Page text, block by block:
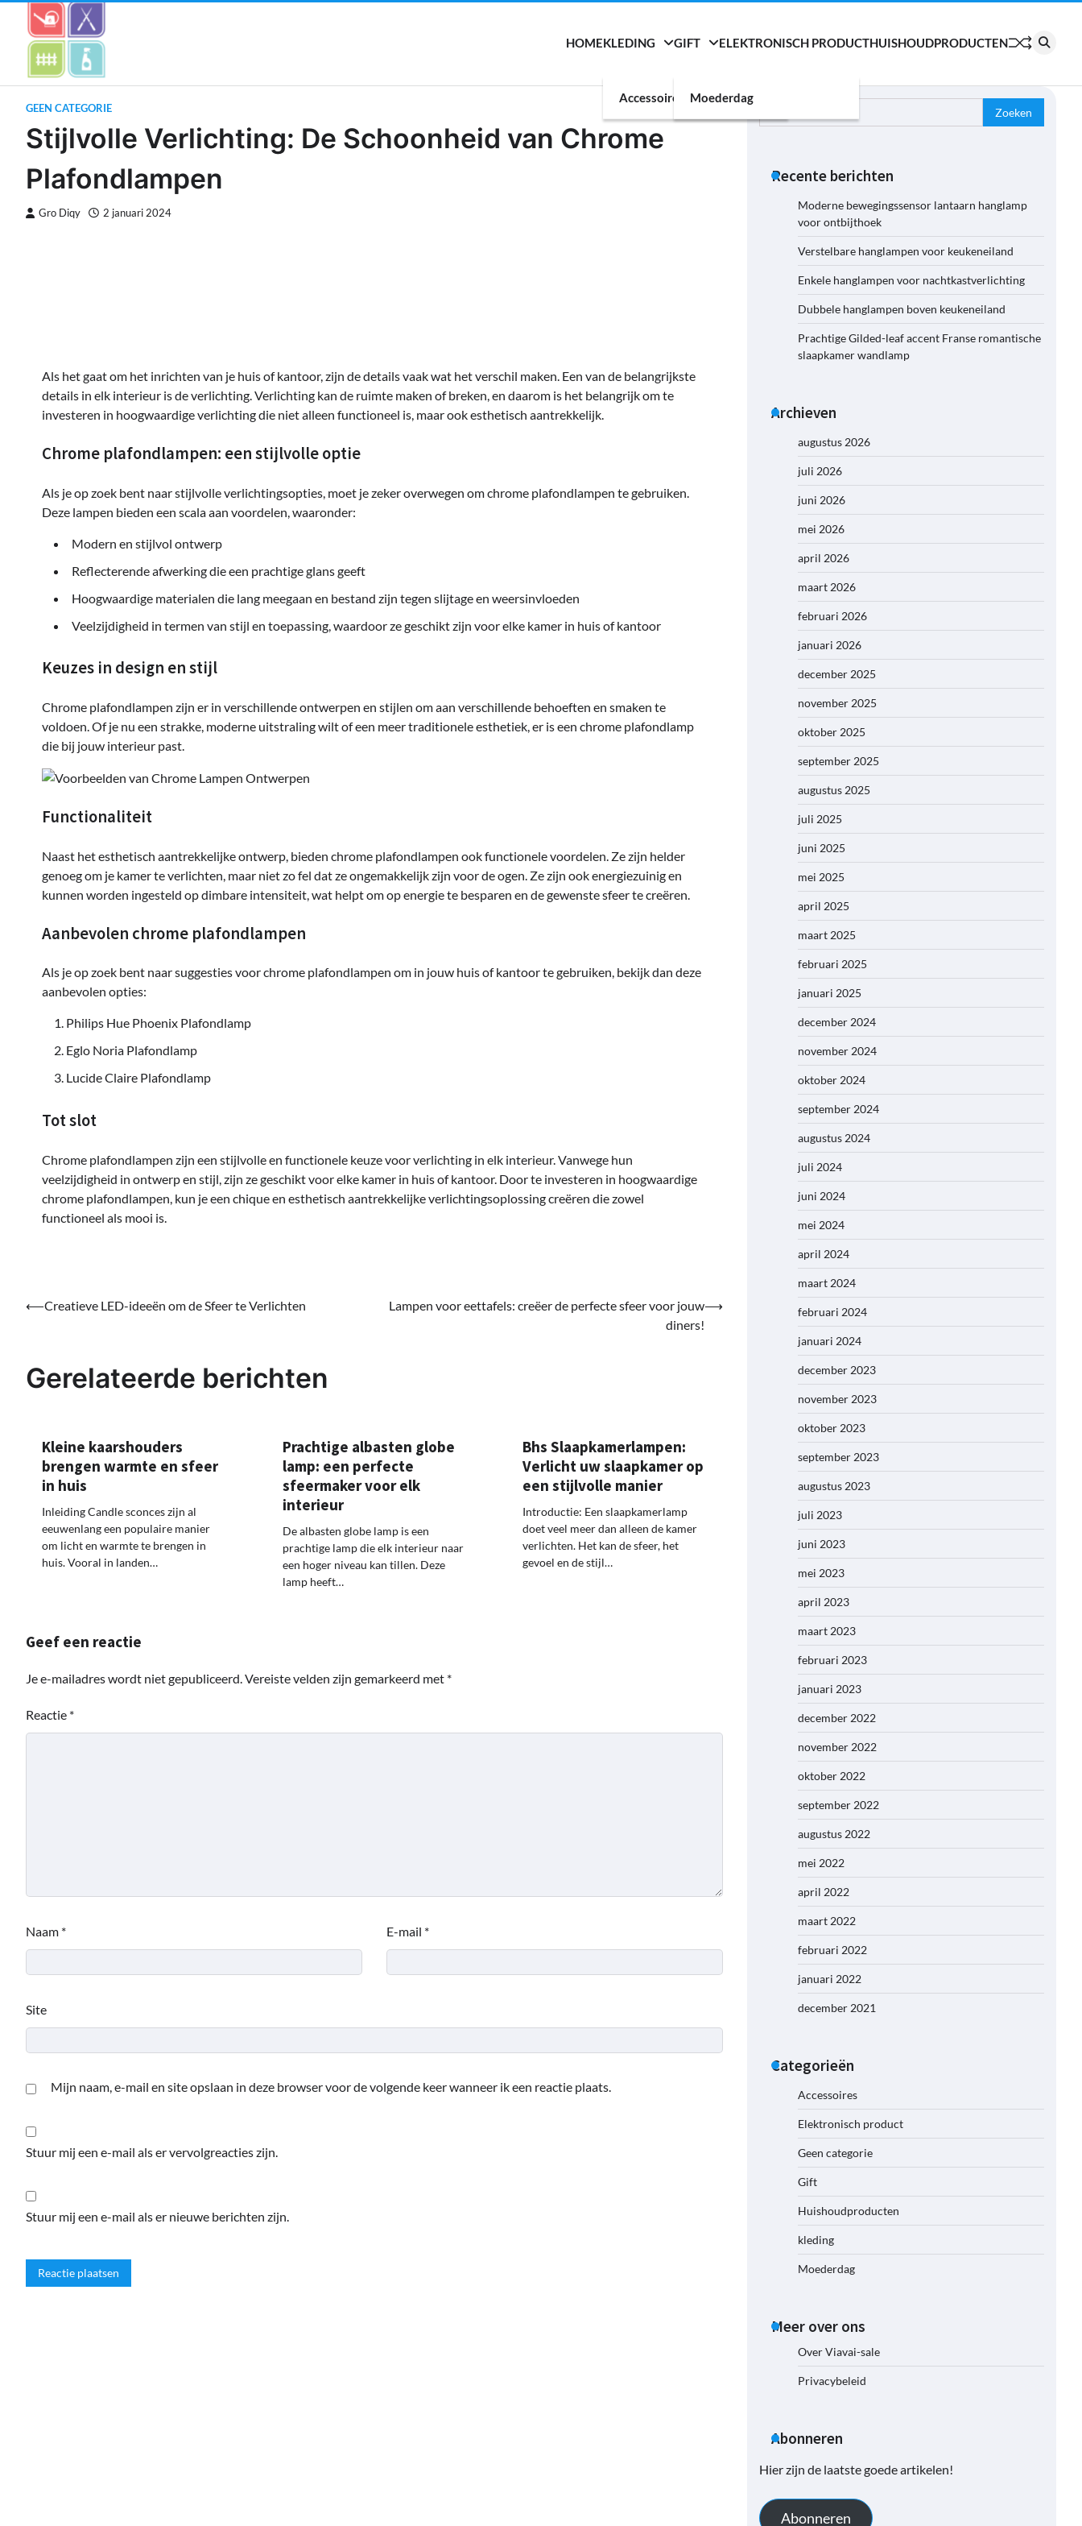
content
HOMEKLEDING
Accessoires
GIFT
Moederdag
ELEKTRONISCH PRODUCTHUISHOUDPRODUCTEN
GEEN CATEGORIE
Stijlvolle Verlichting: De Schoonheid van Chrome
Plafondlampen
Gro Diqy 2 januari 2024
Als het gaat om het inrichten van je huis of kantoor, zijn de details vaak wat het verschil maken. Een van de belangrijkste
details in elk interieur is de verlichting. Verlichting kan de ruimte maken of breken, en daarom is het belangrijk om te
investeren in hoogwaardige verlichting die niet alleen functioneel is, maar ook esthetisch aantrekkelijk.
Chrome plafondlampen: een stijlvolle optie
Als je op zoek bent naar stijlvolle verlichtingsopties, moet je zeker overwegen om chrome plafondlampen te gebruiken.
Deze lampen bieden een scala aan voordelen, waaronder:
Modern en stijlvol ontwerp
Reflecterende afwerking die een prachtige glans geeft
Hoogwaardige materialen die lang meegaan en bestand zijn tegen slijtage en weersinvloeden
Veelzijdigheid in termen van stijl en toepassing, waardoor ze geschikt zijn voor elke kamer in huis of kantoor
Keuzes in design en stijl
Chrome plafondlampen zijn er in verschillende ontwerpen en stijlen om aan verschillende behoeften en smaken te
voldoen. Of je nu een strakke, moderne uitstraling wilt of een meer traditionele esthetiek, er is een chrome plafondlamp
die bij jouw interieur past.
Functionaliteit
Naast het esthetisch aantrekkelijke ontwerp, bieden chrome plafondlampen ook functionele voordelen. Ze zijn helder
genoeg om je kamer te verlichten, maar niet zo fel dat ze ongemakkelijk zijn voor de ogen. Ze zijn ook energiezuinig en
kunnen worden ingesteld op dimbare intensiteit, wat helpt om op energie te besparen en de gewenste sfeer te creëren.
Aanbevolen chrome plafondlampen
Als je op zoek bent naar suggesties voor chrome plafondlampen om in jouw huis of kantoor te gebruiken, bekijk dan deze
aanbevolen opties:
Philips Hue Phoenix Plafondlamp
Eglo Noria Plafondlamp
Lucide Claire Plafondlamp
Tot slot
Chrome plafondlampen zijn een stijlvolle en functionele keuze voor verlichting in elk interieur. Vanwege hun
veelzijdigheid in ontwerp en stijl, zijn ze geschikt voor elke kamer in huis of kantoor. Door te investeren in hoogwaardige
chrome plafondlampen, kun je een chique en esthetisch aantrekkelijke verlichtingsoplossing creëren die zowel
functioneel als mooi is.
Bericht
⟵Creatieve LED-ideeën om de Sfeer te Verlichten
Lampen voor eettafels: creëer de perfecte sfeer voor jouw
diners!
⟶
Gerelateerde berichten
Kleine kaarshouders
brengen warmte en sfeer
in huis
Inleiding Candle sconces zijn al
eeuwenlang een populaire manier
om licht en warmte te brengen in
huis. Vooral in landen…
Prachtige albasten globe
lamp: een perfecte
sfeermaker voor elk
interieur
De albasten globe lamp is een
prachtige lamp die elk interieur naar
een hoger niveau kan tillen. Deze
lamp heeft…
Bhs Slaapkamerlampen:
Verlicht uw slaapkamer op
een stijlvolle manier
Introductie: Een slaapkamerlamp
doet veel meer dan alleen de kamer
verlichten. Het kan de sfeer, het
gevoel en de stijl…
Geef een reactie
Je e-mailadres wordt niet gepubliceerd.Vereiste velden zijn gemarkeerd met *
Reactie *
Naam * E-mail *
Site
Mijn naam, e-mail en site opslaan in deze browser voor de volgende keer wanneer ik een reactie plaats.
Stuur mij een e-mail als er vervolgreacties zijn.
Stuur mij een e-mail als er nieuwe berichten zijn.
naar:
Recente berichten
Moderne bewegingssensor lantaarn hanglamp
voor ontbijthoek
Verstelbare hanglampen voor keukeneiland
Enkele hanglampen voor nachtkastverlichting
Dubbele hanglampen boven keukeneiland
Prachtige Gilded-leaf accent Franse romantische
slaapkamer wandlamp
Archieven
augustus 2026
juli 2026
juni 2026
mei 2026
april 2026
maart 2026
februari 2026
januari 2026
december 2025
november 2025
oktober 2025
september 2025
augustus 2025
juli 2025
juni 2025
mei 2025
april 2025
maart 2025
februari 2025
januari 2025
december 2024
november 2024
oktober 2024
september 2024
augustus 2024
juli 2024
juni 2024
mei 2024
april 2024
maart 2024
februari 2024
januari 2024
december 2023
november 2023
oktober 2023
september 2023
augustus 2023
juli 2023
juni 2023
mei 2023
april 2023
maart 2023
februari 2023
januari 2023
december 2022
november 2022
oktober 2022
september 2022
augustus 2022
mei 2022
april 2022
maart 2022
februari 2022
januari 2022
december 2021
Categorieën
Accessoires
Elektronisch product
Geen categorie
Gift
Huishoudproducten
kleding
Moederdag
Meer over ons
Over Viavai-sale
Privacybeleid
Abonneren
Hier zijn de laatste goede artikelen!
Abonneren